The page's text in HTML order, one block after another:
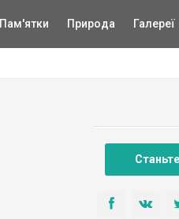
Пам'ятки Природа Галереї